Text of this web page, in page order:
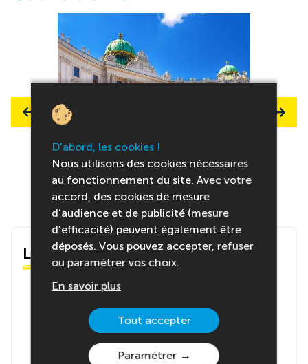
Le centre
D'abord, les cookies !
Nous utilisons des cookies nécessaires
au fonctionnement du site. Avec votre
accord, des cookies de mesure
d’audience et de publicité (mesure
d’efficacité) peuvent également être
déposés. Vous pouvez accepter, refuser
ou paramétrer vos choix.
En savoir plus
Tout accepter
Paramétrer